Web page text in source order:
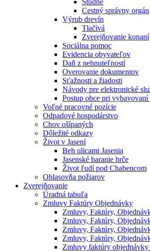
Studne
Cestný správny orgán
Výrub drevín
Tlačivá
Zverejňovanie konaní
Sociálna pomoc
Evidencia obyvateľov
Daň z nehnuteľností
Overovanie dokumentov
Sťažnosti a žiadosti
Návody pre elektronické
Postup obce pri vybavovaní
Voľné pracovné pozície
Odpadové hospodárstvo
Chov ošípaných
Dôležité odkazy
Život v Jasení
Beh ulicami Jasenia
Jasenské baranie hrče
Život ľudí pod Chabencom
Ohlasovňa požiarov
Zverejňovanie
Úradná tabuľa
Zmluvy Faktúry Objednávky
Zmluvy, Faktúry,
Zmluvy, Faktúry,
Zmluvy, Faktúry,
Zmluvy, Faktúry,
Zmluvy faktúry